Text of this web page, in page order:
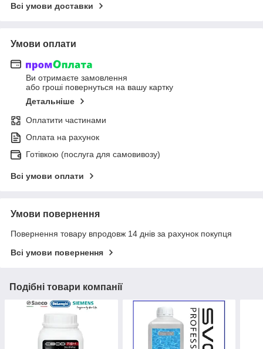
Всі умови доставки
Умови оплати
Ви отримаєте замовлення
або гроші повернуться на вашу картку
Детальніше
Оплатити частинами
Оплата на рахунок
Готівкою (послуга для самовивозу)
Всі умови оплати
Умови повернення
Повернення товару впродовж 14 днів за рахунок покупця
Всі умови повернення
Подібні товари компанії